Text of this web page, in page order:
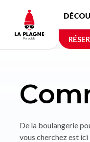
contenu
principal
De la boulangerie
vous cherchez est ici